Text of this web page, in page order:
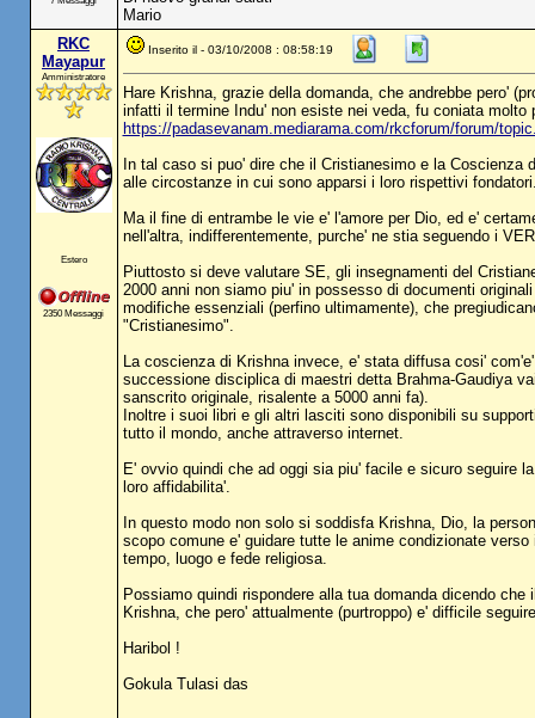
Mario
RKC
Mayapur
Amministratore
Estero
2350 Messaggi
Inserito il - 03/10/2008 : 08:58:19
Hare Krishna, grazie della domanda, che andrebbe pero'
infatti il termine Indu' non esiste nei veda, fu coniata
https://padasevanam.mediarama.com/rkcforum/forum/
In tal caso si puo' dire che il Cristianesimo e la
alle circostanze in cui sono apparsi i loro rispettivi
Ma il fine di entrambe le vie e' l'amore per Dio, ed e'
nell'altra, indifferentemente, purche' ne stia seguendo i
Piuttosto si deve valutare SE, gli insegnamenti del
2000 anni non siamo piu' in possesso di documenti
modifiche essenziali (perfino ultimamente), che
"Cristianesimo".
La coscienza di Krishna invece, e' stata diffusa cosi'
successione disciplica di maestri detta Brahma-Gaudiya
sanscrito originale, risalente a 5000 anni fa).
Inoltre i suoi libri e gli altri lasciti sono disponibili su
tutto il mondo, anche attraverso internet.
E' ovvio quindi che ad oggi sia piu' facile e sicuro seguire
loro affidabilita'.
In questo modo non solo si soddisfa Krishna, Dio, la
scopo comune e' guidare tutte le anime condizionate
tempo, luogo e fede religiosa.
Possiamo quindi rispondere alla tua domanda dicendo
Krishna, che pero' attualmente (purtroppo) e' difficile
Haribol !
Gokula Tulasi das